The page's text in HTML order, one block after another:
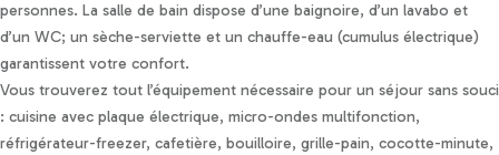
personnes. La salle de bain dispose d’une baignoire, d’un lavabo et
d’un WC; un sèche-serviette et un chauffe-eau (cumulus électrique)
garantissent votre confort.
Vous trouverez tout l’équipement nécessaire pour un séjour sans souci
: cuisine avec plaque électrique, micro-ondes multifonction,
réfrigérateur-freezer, cafetière, bouilloire, grille-pain, cocotte-minute,